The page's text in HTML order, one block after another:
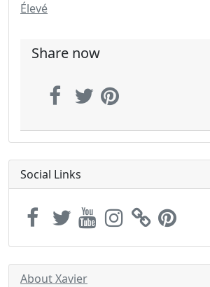
Élevé
Share now
Social Links
About Xavier